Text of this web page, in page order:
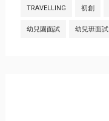
TRAVELLING 初創
幼兒園面試 幼兒班面試